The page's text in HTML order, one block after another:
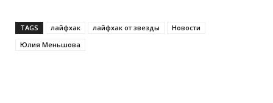
TAGS лайфхак лайфхак от звезды
Новости
Юлия Меньшова